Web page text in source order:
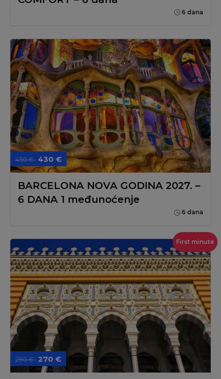
6 dana
450 € 430 €
BARCELONA NOVA GODINA 2027. –
6 DANA 1 međunoćenje
6 dana
First minute
290 € 270 €